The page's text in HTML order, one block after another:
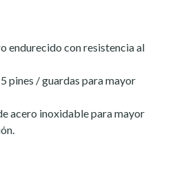
endurecido con resistencia al
pines / guardas para mayor
acero inoxidable para mayor